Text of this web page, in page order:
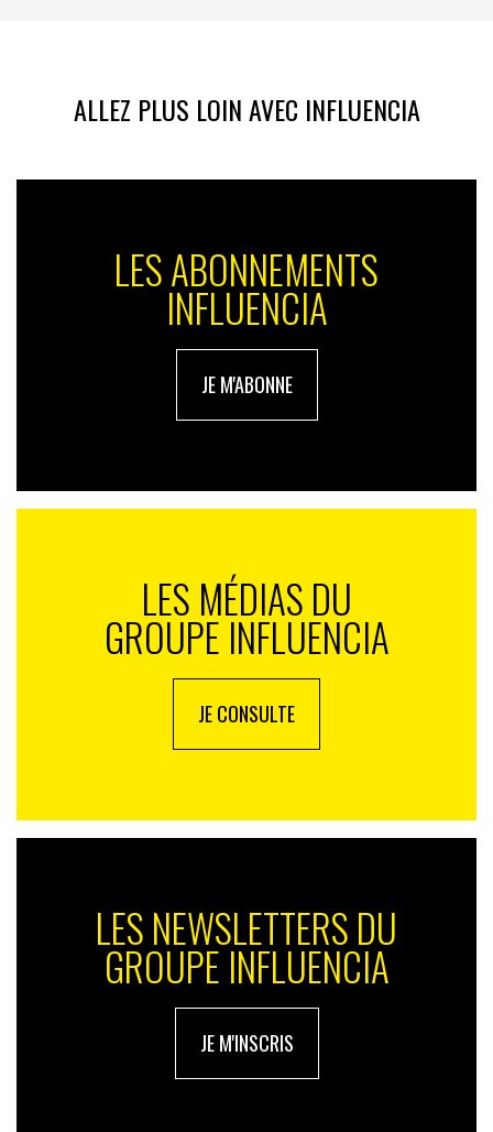
ALLEZ PLUS LOIN AVEC INFLUENCIA
LES ABONNEMENTS
INFLUENCIA
JE M'ABONNE
LES MÉDIAS DU
GROUPE INFLUENCIA
JE CONSULTE
LES NEWSLETTERS DU
GROUPE INFLUENCIA
JE M'INSCRIS